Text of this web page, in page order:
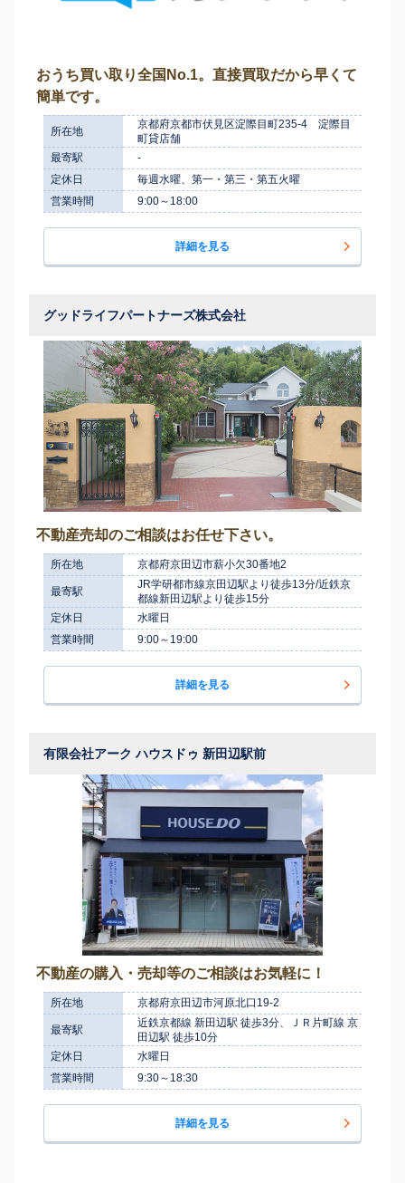
おうち買い取り全国No.1。直接買取だから早くて
簡単です。
所在地
京都府京都市伏見区淀際目町235-4 淀際目
町貸店舗
最寄駅
-
定休日
毎週水曜、第一・第三・第五火曜
営業時間
9:00～18:00
詳細を見る
グッドライフパートナーズ株式会社
不動産売却のご相談はお任せ下さい。
所在地 京都府京田辺市薪小欠30番地2
最寄駅
JR学研都市線京田辺駅より徒歩13分/近鉄京
都線新田辺駅より徒歩15分
定休日
水曜日
営業時間
9:00～19:00
詳細を見る
有限会社アーク ハウスドゥ 新田辺駅前
不動産の購入・売却等のご相談はお気軽に！
所在地 京都府京田辺市河原北口19-2
最寄駅
近鉄京都線 新田辺駅 徒歩3分、ＪＲ片町線 京
田辺駅 徒歩10分
定休日
水曜日
営業時間
9:30～18:30
詳細を見る